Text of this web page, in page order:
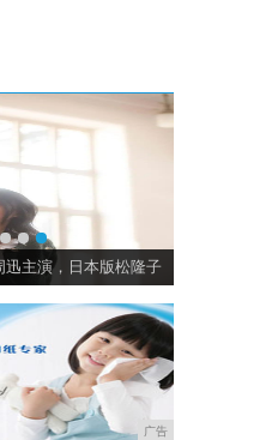
迅主演，日本版松隆子
广告